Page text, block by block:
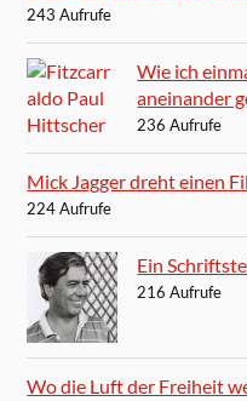
243 Aufrufe
Wie ich
aneinander
236 Aufrufe
Mick Jagger dreht einen
224 Aufrufe
Ein
216 Aufrufe
Wo die Luft der Freiheit